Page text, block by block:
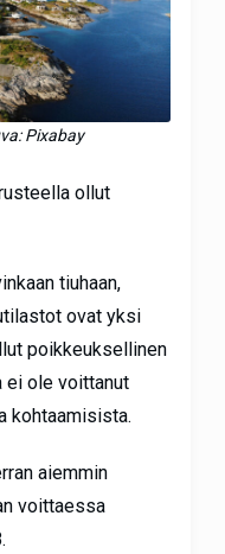
Pixabay
ollut
tiuhaan,
ovat yksi
poikkeuksellinen
ei ole voittanut
kohtaamisista.
aiemmin
voittaessa